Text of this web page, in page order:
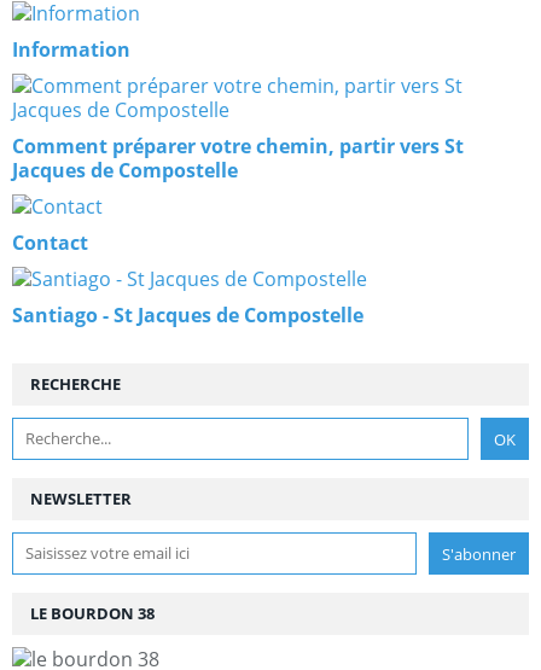
Information
Comment préparer votre chemin, partir vers St
Jacques de Compostelle
Contact
Santiago - St Jacques de Compostelle
NEWSLETTER
RECHERCHE
LE BOURDON 38